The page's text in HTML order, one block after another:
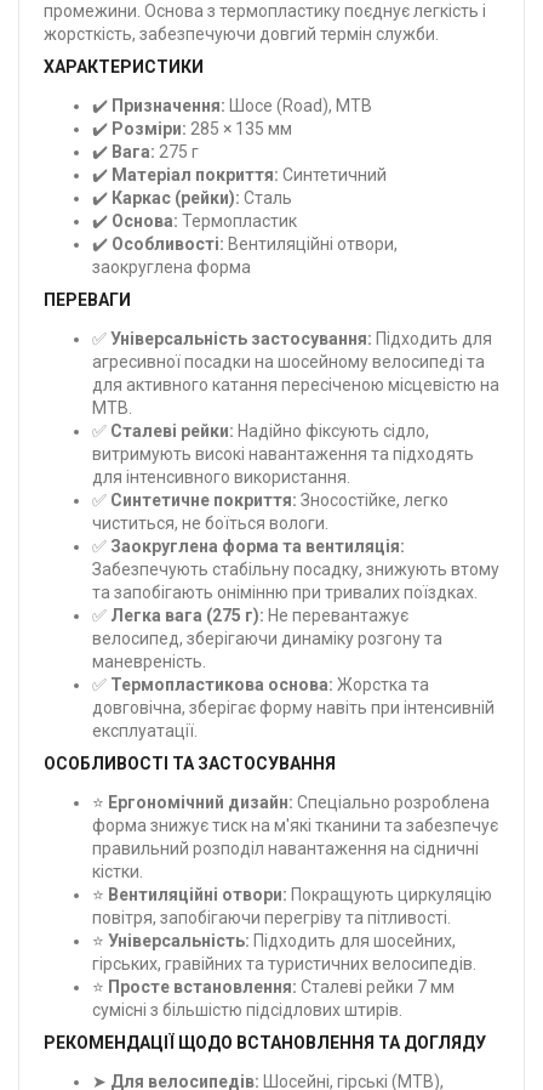
промежини. Основа з термопластику поєднує легкість і
жорсткість, забезпечуючи довгий термін служби.
ХАРАКТЕРИСТИКИ
✔️ Призначення: Шосе (Road), MTB
✔️ Розміри: 285 × 135 мм
✔️ Вага: 275 г
✔️ Матеріал покриття: Синтетичний
✔️ Каркас (рейки): Сталь
✔️ Основа: Термопластик
✔️ Особливості: Вентиляційні отвори,
заокруглена форма
ПЕРЕВАГИ
✅Універсальність застосування: Підходить для
агресивної посадки на шосейному велосипеді та
для активного катання пересіченою місцевістю на
MTB.
✅ Сталеві рейки: Надійно фіксують сідло,
витримують високі навантаження та підходять
для інтенсивного використання.
✅ Синтетичне покриття: Зносостійке, легко
чиститься, не боїться вологи.
✅ Заокруглена форма та вентиляція:
Забезпечують стабільну посадку, знижують втому
та запобігають онімінню при тривалих поїздках.
✅ Легка вага (275 г): Не перевантажує
велосипед, зберігаючи динаміку розгону та
маневреність.
✅ Термопластикова основа: Жорстка та
довговічна, зберігає форму навіть при інтенсивній
експлуатації.
ОСОБЛИВОСТІ ТА ЗАСТОСУВАННЯ
⭐ Ергономічний дизайн: Спеціально розроблена
форма знижує тиск на м'які тканини та забезпечує
правильний розподіл навантаження на сідничні
кістки.
⭐ Вентиляційні отвори: Покращують циркуляцію
повітря, запобігаючи перегріву та пітливості.
⭐ Універсальність: Підходить для шосейних,
гірських, гравійних та туристичних велосипедів.
⭐ Просте встановлення: Сталеві рейки 7 мм
сумісні з більшістю підсідлових штирів.
РЕКОМЕНДАЦІЇ ЩОДО ВСТАНОВЛЕННЯ ТА ДОГЛЯДУ
➤ Для велосипедів: Шосейні, гірські (MTB),